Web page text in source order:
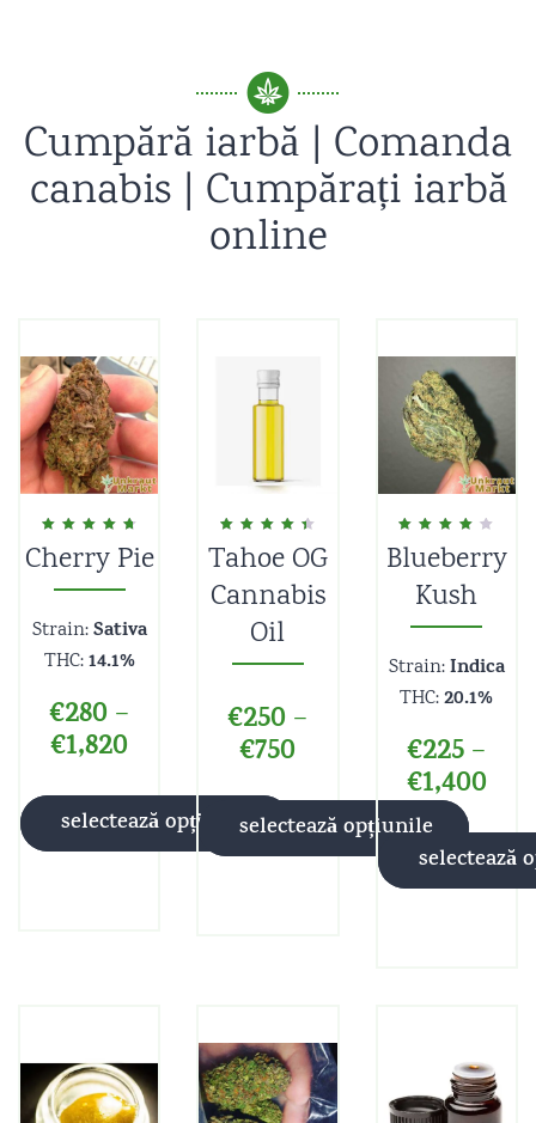
Cumpără iarbă | Comanda
canabis | Cumpărați iarbă
online
Evaluat la
4.80
Cherry Pie
Strain:Sativa
THC:14.1%
€280 –
€1,820
selectează opțiunile
Evaluat la
4.50
Tahoe OG
Cannabis
Oil
€250 –
€750
selectează opțiunile
Evaluat la
4.25
din 5
Blueberry
Kush
Strain:Indica
THC:20.1%
€225 –
€1,400
selectează